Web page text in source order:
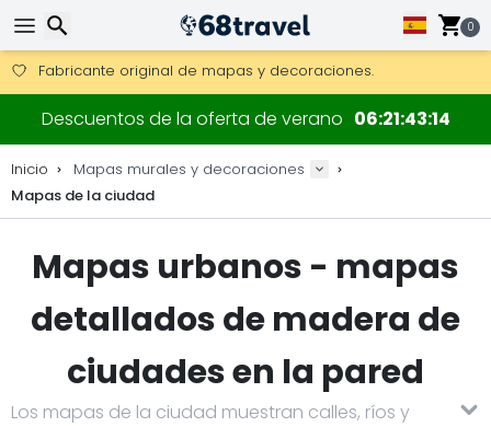
0
Envío DHL 1 día disponible.
30 días para devoluciones, 90 días para mapas de madera
Fabricante original de mapas y decoraciones.
Descuentos de la oferta de verano 06214314
Inicio
Mapas murales y decoraciones
Mapas de la ciudad
Mapas urbanos - mapas
detallados de madera de
ciudades en la pared
Los mapas de la ciudad muestran calles, ríos y
Buscar